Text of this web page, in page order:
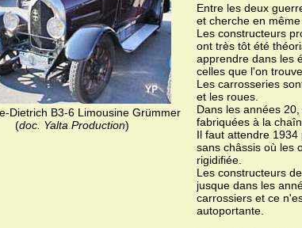
Dietrich B3-6 Limousine Grümmer
(doc. Yalta Production)
Entre les deux
et cherche en
Les constructeurs
ont très tôt été
apprendre dans les
celles que l'on
Les carrosseries
et les roues.
Dans les années
fabriquées à la
Il faut attendre 1934
sans châssis où les
rigidifiée.
Les constructeurs
jusque dans les
carrossiers et ce
autoportante.